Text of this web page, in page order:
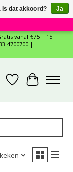
×
vanaf €75 | 15
4700700 |
Verlanglijst
Is dat akkoord?
Ja